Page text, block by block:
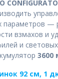
параметров —
взмахов и
и
3600
92 см, 1